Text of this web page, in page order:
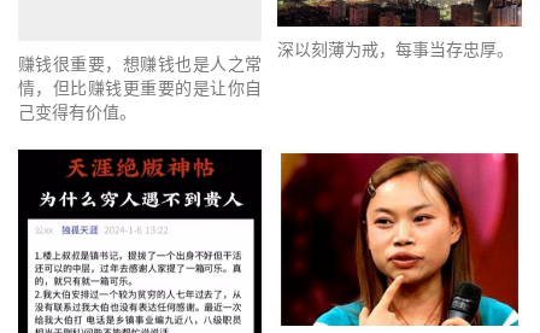
赚钱很重要，想赚钱也是人之常
情，但比赚钱更重要的是让你自
己变得有价值。
深以刻薄为戒，每事当存忠厚。